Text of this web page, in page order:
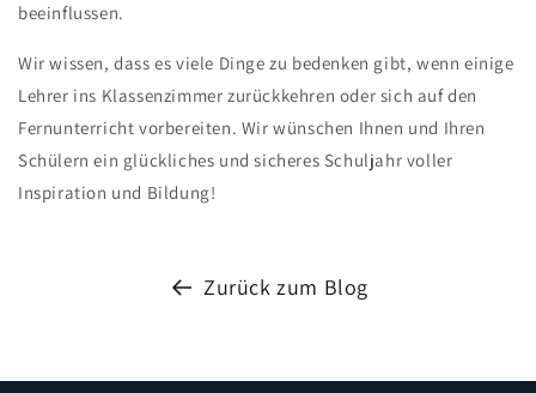
beeinflussen.
Wir wissen, dass es viele Dinge zu bedenken gibt, wenn einige
Lehrer ins Klassenzimmer zurückkehren oder sich auf den
Fernunterricht vorbereiten. Wir wünschen Ihnen und Ihren
Schülern ein glückliches und sicheres Schuljahr voller
Inspiration und Bildung!
Zurück zum Blog